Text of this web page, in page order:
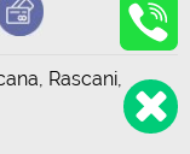
Rascani,